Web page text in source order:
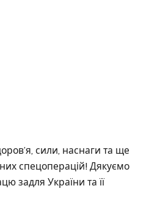
сили, наснаги та ще
спецоперацій! Дякуємо
задля України та її